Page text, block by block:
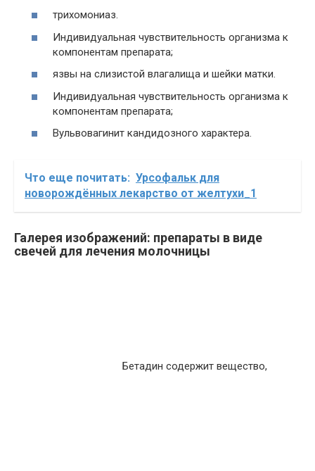
трихомониаз.
Индивидуальная чувствительность организма к
компонентам препарата;
язвы на слизистой влагалища и шейки матки.
Индивидуальная чувствительность организма к
компонентам препарата;
Вульвовагинит кандидозного характера.
Что еще почитать: Урсофальк для
новорождённых лекарство от желтухи_1
Галерея изображений: препараты в виде
свечей для лечения молочницы
Бетадин содержит вещество,